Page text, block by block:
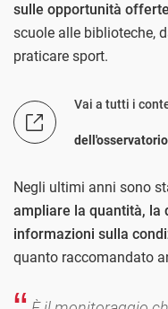
sulle opportunità
scuole alle biblioteche,
praticare sport.
Vai a tutti i
dell'osservatorio
Negli ultimi anni sono
ampliare la quantità, la
informazioni sulla
quanto raccomandato